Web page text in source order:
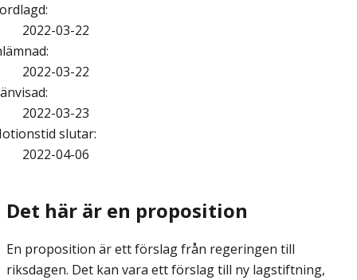
:
2022-03-22
:
2022-03-22
:
2022-03-23
slutar:
2022-04-06
Det här är en proposition
En proposition är ett förslag från regeringen till
riksdagen. Det kan vara ett förslag till ny lagstiftning,